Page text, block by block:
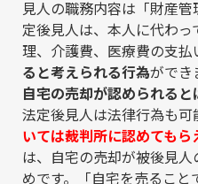
見人の職務内容は「財産
定後見人は、本人に代わ
理、介護費、医療費の支払
ると考えられる行為ができ
自宅の売却が認められると
法定後見人は法律行為も可
いては裁判所に認めてもら
は、自宅の売却が被後見
めです。「自宅を売るこ